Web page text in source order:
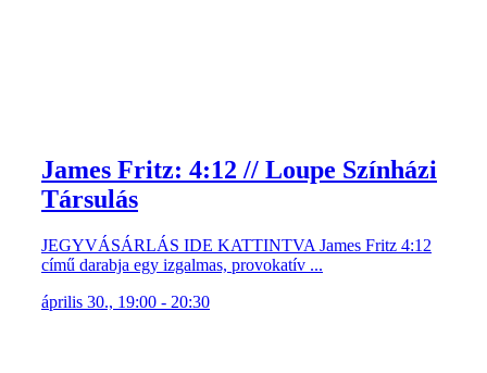
James Fritz: 4:12 // Loupe Színházi
Társulás
JEGYVÁSÁRLÁS IDE KATTINTVA James Fritz 4:12
című darabja egy izgalmas, provokatív ...
április 30., 19:00 - 20:30